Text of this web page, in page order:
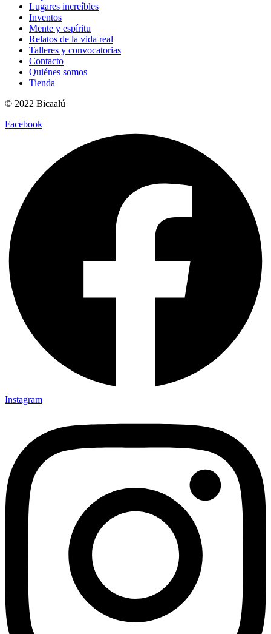
Lugares increíbles
Inventos
Mente y espíritu
Relatos de la vida real
Talleres y convocatorias
Contacto
Quiénes somos
Tienda
© 2022 Bicaalú
Facebook
Instagram